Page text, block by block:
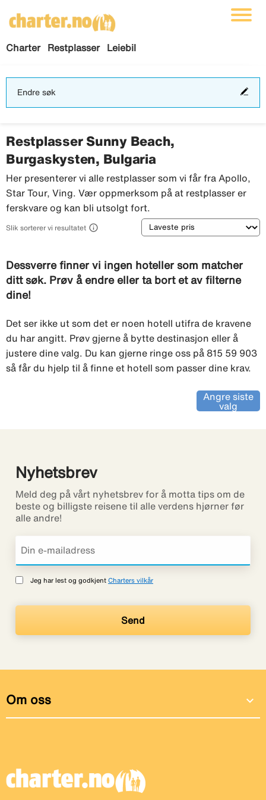
Charter Restplasser Leiebil
Endre søk
Restplasser Sunny Beach,
Burgaskysten, Bulgaria
Her presenterer vi alle restplasser som vi får fra Apollo,
Star Tour, Ving. Vær oppmerksom på at restplasser er
ferskvare og kan bli utsolgt fort.
Slik sorterer vi resultatet  Sortering
Dessverre finner vi ingen hoteller som matcher
ditt søk. Prøv å endre eller ta bort et av filterne
dine!
Det ser ikke ut som det er noen hotell utifra de kravene
du har angitt. Prøv gjerne å bytte destinasjon eller å
justere dine valg. Du kan gjerne ringe oss på 815 59 903
så får du hjelp til å finne et hotell som passer dine krav.
Angre siste
valg
Nyhetsbrev
Meld deg på vårt nyhetsbrev for å motta tips om de
beste og billigste reisene til alle verdens hjørner før
alle andre!
Jeg har lest og godkjent Charters vilkår
Om oss expand_more